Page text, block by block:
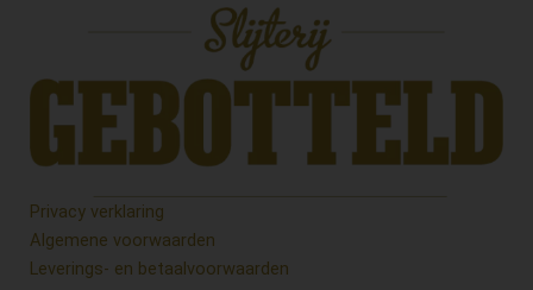
Privacy verklaring
Algemene voorwaarden
Leverings- en betaalvoorwaarden